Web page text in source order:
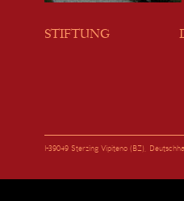
STIFTUNG
I-39049 Sterzing Vipiteno (BZ),